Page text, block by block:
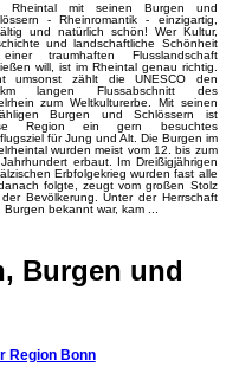
Rheintal mit seinen Burgen und
- Rheinromantik - einzigartig,
und natürlich schön! Wer Kultur,
und landschaftliche Schönheit
traumhaften Flusslandschaft
will, ist im Rheintal genau richtig.
umsonst zählt die UNESCO den
langen Flussabschnitt des
zum Weltkulturerbe. Mit seinen
Burgen und Schlössern ist
Region ein gern besuchtes
für Jung und Alt. Die Burgen im
wurden meist vom 12. bis zum
erbaut. Im Dreißigjährigen
Erbfolgekrieg wurden fast alle
folgte, zeugt vom großen Stolz
Bevölkerung. Unter der Herrschaft
bekannt war, kam ...
Burgen und
Region Bonn